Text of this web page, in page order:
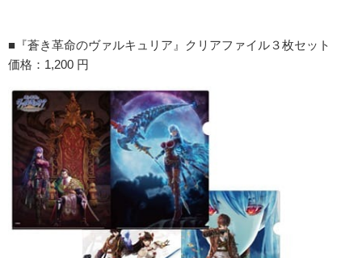
■『蒼き革命のヴァルキュリア』クリアファイル３枚セット
価格：1,200 円